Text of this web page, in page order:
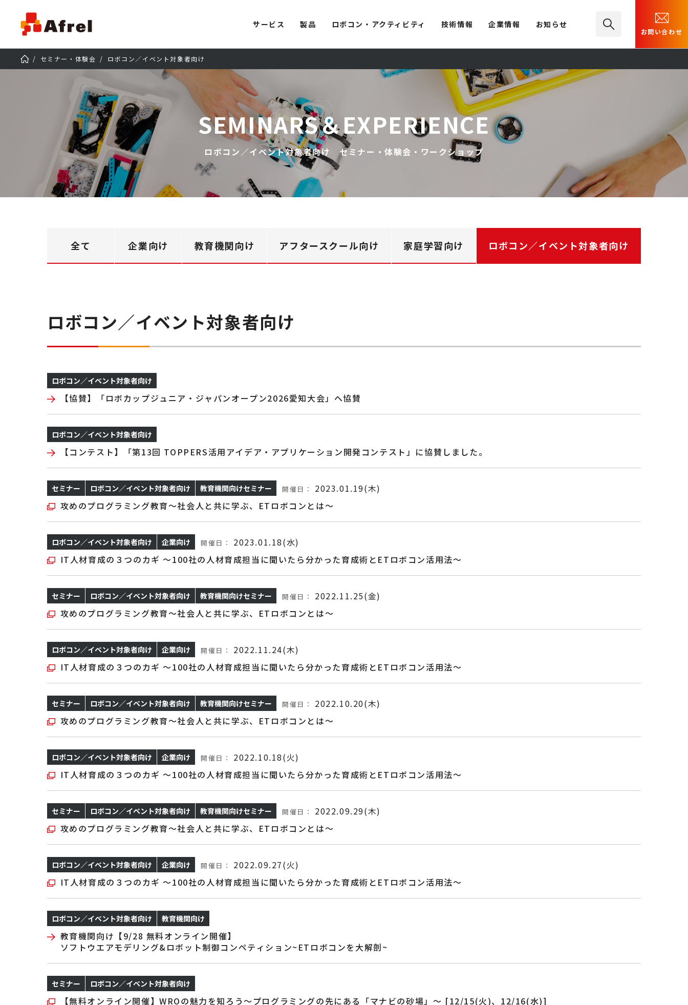
サービス 製品 ロボコン・アクティビティ 技術情報 企業情報 お知らせ
お問い合わせ
セミナー・体験会 ロボコン／イベント対象者向け
SEMINARS＆EXPERIENCE
ロボコン／イベント対象者向け セミナー・体験会・ワークショップ
全て 企業向け 教育機関向け アフタースクール向け 家庭学習向け ロボコン／イベント対象者向け
ロボコン／イベント対象者向け
ロボコン／イベント対象者向け
【協賛】「ロボカップジュニア・ジャパンオープン2026愛知大会」へ協賛
ロボコン／イベント対象者向け
【コンテスト】「第13回 TOPPERS活用アイデア・アプリケーション開発コンテスト」に協賛しました。
セミナー ロボコン／イベント対象者向け 教育機関向けセミナー 開催日：
2023.01.19(木)
攻めのプログラミング教育～社会人と共に学ぶ、ETロボコンとは～
ロボコン／イベント対象者向け 企業向け 開催日：
2023.01.18(水)
IT人材育成の３つのカギ ～100社の人材育成担当に聞いたら分かった育成術とETロボコン活用法～
セミナー ロボコン／イベント対象者向け 教育機関向けセミナー 開催日：
2022.11.25(金)
攻めのプログラミング教育～社会人と共に学ぶ、ETロボコンとは～
ロボコン／イベント対象者向け 企業向け 開催日：
2022.11.24(木)
IT人材育成の３つのカギ ～100社の人材育成担当に聞いたら分かった育成術とETロボコン活用法～
セミナー ロボコン／イベント対象者向け 教育機関向けセミナー 開催日：
2022.10.20(木)
攻めのプログラミング教育～社会人と共に学ぶ、ETロボコンとは～
ロボコン／イベント対象者向け 企業向け 開催日：
2022.10.18(火)
IT人材育成の３つのカギ ～100社の人材育成担当に聞いたら分かった育成術とETロボコン活用法～
セミナー ロボコン／イベント対象者向け 教育機関向けセミナー 開催日：
2022.09.29(木)
攻めのプログラミング教育～社会人と共に学ぶ、ETロボコンとは～
ロボコン／イベント対象者向け 企業向け 開催日：
2022.09.27(火)
IT人材育成の３つのカギ ～100社の人材育成担当に聞いたら分かった育成術とETロボコン活用法～
ロボコン／イベント対象者向け 教育機関向け
教育機関向け【9/28 無料オンライン開催】
ソフトウエアモデリング&ロボット制御コンペティション~ETロボコンを大解剖~
セミナー ロボコン／イベント対象者向け
【無料オンライン開催】WROの魅力を知ろう～プログラミングの先にある「マナビの砂場」～ [12/15(火)、12/16(水)]